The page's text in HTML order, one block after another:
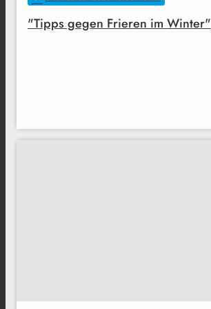
"Tipps gegen Frieren im Winter"